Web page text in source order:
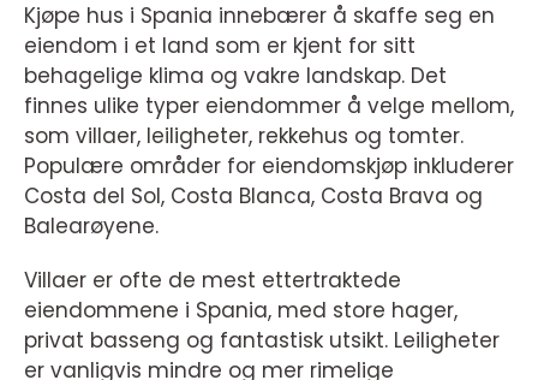
Kjøpe hus i Spania innebærer å skaffe seg en
eiendom i et land som er kjent for sitt
behagelige klima og vakre landskap. Det
finnes ulike typer eiendommer å velge mellom,
som villaer, leiligheter, rekkehus og tomter.
Populære områder for eiendomskjøp inkluderer
Costa del Sol, Costa Blanca, Costa Brava og
Balearøyene.
Villaer er ofte de mest ettertraktede
eiendommene i Spania, med store hager,
privat basseng og fantastisk utsikt. Leiligheter
er vanligvis mindre og mer rimelige